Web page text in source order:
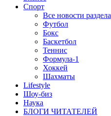
Спорт
Все новости раздела
Футбол
Бокс
Баскетбол
Теннис
Формула-1
Хоккей
Шахматы
Lifestyle
Шоу-биз
Наука
БЛОГИ ЧИТАТЕЛЕЙ